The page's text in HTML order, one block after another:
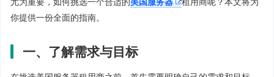
你提供一份全面的指南。
一、了解需求与目标